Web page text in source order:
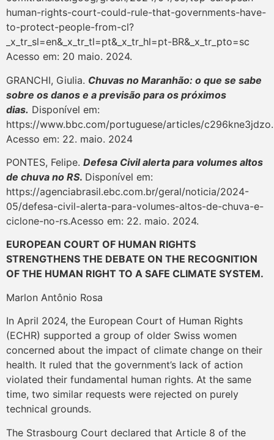
human-rights-court-could-rule-that-governments-have-
to-protect-people-from-cl?
_x_tr_sl=en&_x_tr_tl=pt&_x_tr_hl=pt-BR&_x_tr_pto=sc
Acesso em: 20 maio. 2024.
GRANCHI, Giulia. Chuvas no Maranhão: o que se sabe
sobre os danos e a previsão para os próximos
dias. Disponível em:
https://www.bbc.com/portuguese/articles/c296kne3jdzo.
Acesso em: 22. maio. 2024
PONTES, Felipe. Defesa Civil alerta para volumes altos
de chuva no RS. Disponível em:
https://agenciabrasil.ebc.com.br/geral/noticia/2024-
05/defesa-civil-alerta-para-volumes-altos-de-chuva-e-
ciclone-no-rs.Acesso em: 22. maio. 2024.
EUROPEAN COURT OF HUMAN RIGHTS
STRENGTHENS THE DEBATE ON THE RECOGNITION
OF THE HUMAN RIGHT TO A SAFE CLIMATE SYSTEM.
Marlon Antônio Rosa
In April 2024, the European Court of Human Rights
(ECHR) supported a group of older Swiss women
concerned about the impact of climate change on their
health. It ruled that the government’s lack of action
violated their fundamental human rights. At the same
time, two similar requests were rejected on purely
technical grounds.
The Strasbourg Court declared that Article 8 of the